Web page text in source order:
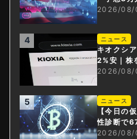
上げ観測
2026/08/
4 ニュース
キオクシ
2%安｜株
0倍
2026/08/
5 ニュース
【今日の
性診断で
ニング企
2026/08/